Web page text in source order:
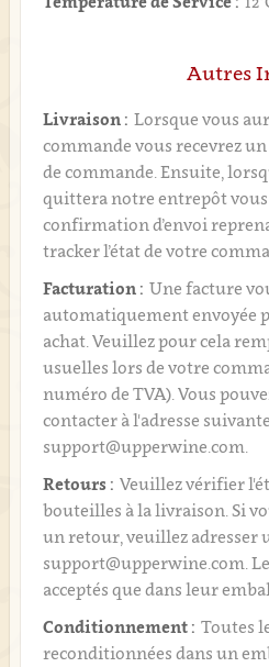
Autres
Livraison : Lorsque vous
commande vous recevrez
de commande. Ensuite,
quittera notre entrepôt vous
confirmation d’envoi
tracker l’état de votre
Facturation : Une facture
automatiquement envoyée
achat. Veuillez pour cela
usuelles lors de votre
numéro de TVA). Vous
contacter à l'adresse
support@upperwine.com.
Retours : Veuillez vérifier
bouteilles à la livraison. Si
un retour, veuillez adresser
support@upperwine.com.
acceptés que dans leur
Conditionnement : Toutes
reconditionnées dans un